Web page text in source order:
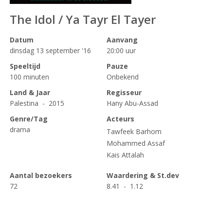
The Idol / Ya Tayr El Tayer
Datum
dinsdag 13 september '16
Aanvang
20:00 uur
Speeltijd
100 minuten
Pauze
Onbekend
Land & Jaar
Palestina - 2015
Regisseur
Hany Abu-Assad
Genre/Tag
drama
Acteurs
Tawfeek Barhom
Mohammed Assaf
Kais Attalah
Aantal bezoekers
72
Waardering & St.dev
8.41 - 1.12